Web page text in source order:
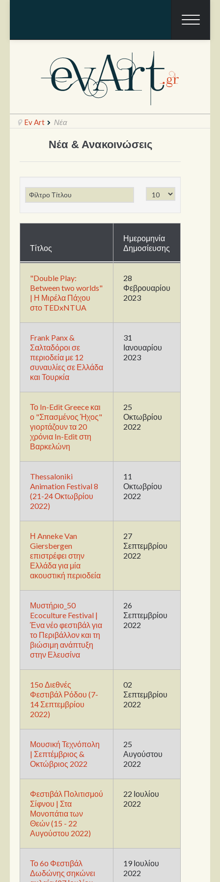
Ραπόρτο
Θέατρο
Παρουσιάσεις
Δίσκοι
Σειρές
Ταινίες
Βιβλία
Video News
Καλλιτέχνες
Μουσικοί
Διάφοροι
Νέα
Στήλες
Small Talk
Blog
Ev Art Νέα
Νέα & Ανακοινώσεις
Τίτλος
Ημερομηνία
Δημοσίευσης
"Double Play:
Between two worlds"
| Η Μιρέλα Πάχου
στο TEDxNTUA
28
Φεβρουαρίου
2023
Frank Panx &
Σαλταδόροι σε
περιοδεία με 12
συναυλίες σε Ελλάδα
και Τουρκία
31
Ιανουαρίου
2023
Το In-Edit Greece και
ο "Σπασμένος Ήχος"
γιορτάζουν τα 20
χρόνια In-Edit στη
Βαρκελώνη
25
Οκτωβρίου
2022
Thessaloniki
Animation Festival 8
(21-24 Οκτωβρίου
2022)
11
Οκτωβρίου
2022
Η Anneke Van
Giersbergen
επιστρέφει στην
Ελλάδα για μία
ακουστική περιοδεία
27
Σεπτεμβρίου
2022
Μυστήριο_50
Ecoculture Festival |
Ένα νέο φεστιβάλ για
το Περιβάλλον και τη
βιώσιμη ανάπτυξη
στην Ελευσίνα
26
Σεπτεμβρίου
2022
15ο Διεθνές
Φεστιβάλ Ρόδου (7-
14 Σεπτεμβρίου
2022)
02
Σεπτεμβρίου
2022
Μουσική Τεχνόπολη
| Σεπτέμβριος &
Οκτώβριος 2022
25
Αυγούστου
2022
Φεστιβάλ Πολιτισμού
Σίφνου | Στα
Μονοπάτια των
Θεών (15 - 22
Αυγούστου 2022)
22 Ιουλίου
2022
Το 6ο Φεστιβάλ
Δωδώνης σηκώνει
19 Ιουλίου
2022